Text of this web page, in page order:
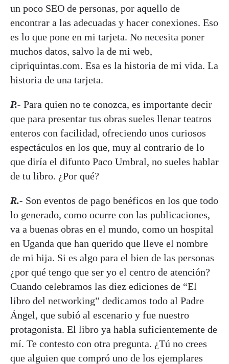
un poco SEO de personas, por aquello de
encontrar a las adecuadas y hacer conexiones. Eso
es lo que pone en mi tarjeta. No necesita poner
muchos datos, salvo la de mi web,
cipriquintas.com. Esa es la historia de mi vida. La
historia de una tarjeta.
P.- Para quien no te conozca, es importante decir
que para presentar tus obras sueles llenar teatros
enteros con facilidad, ofreciendo unos curiosos
espectáculos en los que, muy al contrario de lo
que diría el difunto Paco Umbral, no sueles hablar
de tu libro. ¿Por qué?
R.- Son eventos de pago benéficos en los que todo
lo generado, como ocurre con las publicaciones,
va a buenas obras en el mundo, como un hospital
en Uganda que han querido que lleve el nombre
de mi hija. Si es algo para el bien de las personas
¿por qué tengo que ser yo el centro de atención?
Cuando celebramos las diez ediciones de “El
libro del networking” dedicamos todo al Padre
Ángel, que subió al escenario y fue nuestro
protagonista. El libro ya habla suficientemente de
mí. Te contesto con otra pregunta. ¿Tú no crees
que alguien que compró uno de los ejemplares